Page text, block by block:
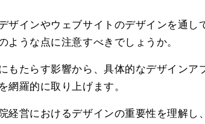
インやウェブサイトのデザインを通し
うな点に注意すべきでしょうか。
たらす影響から、具体的なデザインア
羅的に取り上げます。
営におけるデザインの重要性を理解し